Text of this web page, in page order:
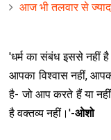
आज भी तलवार से
'धर्म का संबंध इससे नहीं
आपका विश्वास नहीं,
है- जो आप करते हैं या
है वक्तव्य नहीं।'-ओशो